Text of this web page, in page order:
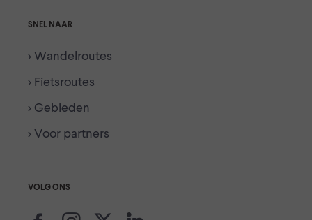
SNEL NAAR
> Wandelroutes
> Fietsroutes
> Gebieden
> Voor partners
VOLG ONS